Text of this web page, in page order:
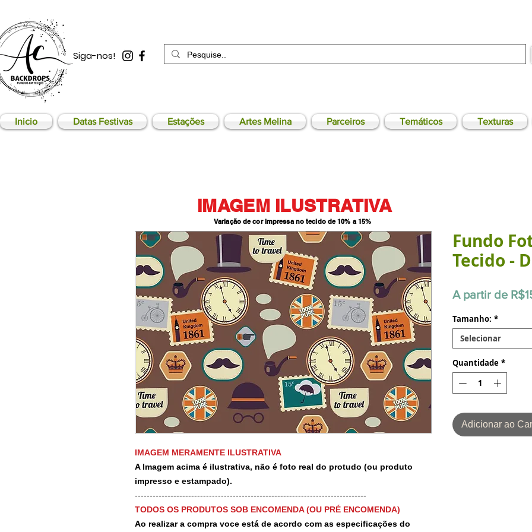
Siga-nos!
Inicio Datas Festivas Estações Artes Melina Parceiros Temáticos Texturas
IMAGEM MERAMENTE ILUSTRATIVA
A Imagem acima é ilustrativa, não é foto real do protudo (ou produto
impresso e estampado).
------------------------------------------------------------------------------
TODOS OS PRODUTOS SOB ENCOMENDA (OU PRÉ ENCOMENDA)
Ao realizar a compra voce está de acordo com as especificações do
Fundo
Tecido -
A partir de
Tamanho: *
Selecionar
Quantidade *
Adicionar ao
IMAGEM ILUSTRATIVA
Variação de cor impressa no tecido de 10% a 15%